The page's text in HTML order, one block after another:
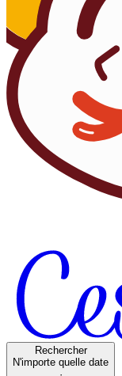
Rechercher
N'importe quelle date